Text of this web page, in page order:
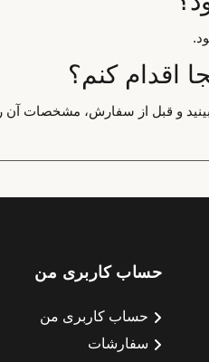
اقدام کنم؟
و قبل از سفارش، مشخصات آن را
حساب کاربری من
حساب کاربری من
سفارشات